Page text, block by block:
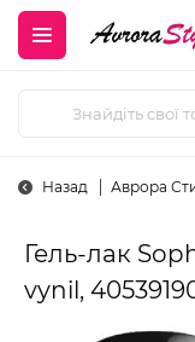
Назад Аврора
Гель-лак
vynil,